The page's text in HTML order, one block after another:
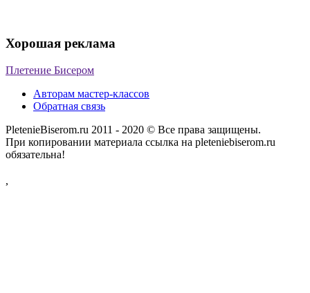
Хорошая реклама
Плетение Бисером
Авторам мастер-классов
Обратная связь
PletenieBiserom.ru 2011 - 2020 © Все права защищены.
При копировании материала ссылка на pleteniebiserom.ru
обязательна!
,